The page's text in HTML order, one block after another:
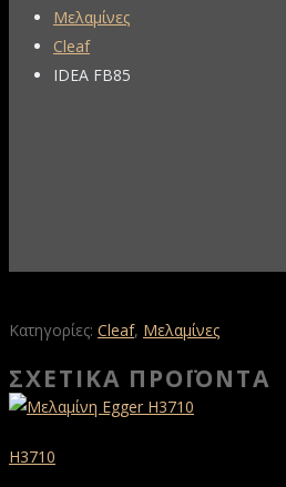
Μελαμίνες
Cleaf
IDEA FB85
Κατηγορίες: Cleaf, Μελαμίνες
ΣΧΕΤΙΚΆ ΠΡΟΪΌΝΤΑ
H3710